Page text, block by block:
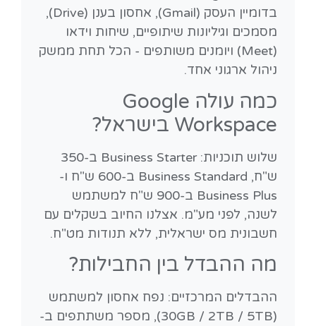
בדומיין העסק (Gmail), אחסון בענן (Drive),
מסמכים וגיליונות שיתופיים, שיחות וידאו
(Meet) ויומנים משותפים - הכל תחת ממשק
ניהול ארגוני אחד.
כמה עולה Google
Workspace בישראל?
שלוש תוכניות: Business Starter ב-350
ש"ח, Business Standard ב-600 ש"ח ו-
Business Plus ב-900 ש"ח למשתמש
לשנה, לפני מע"מ. אצלנו החיוב בשקלים עם
חשבונית מס ישראלית, ללא תנודות מט"ח.
מה ההבדל בין החבילות?
ההבדלים המרכזיים: נפח אחסון למשתמש
(30GB / 2TB / 5TB), מספר משתתפים ב-